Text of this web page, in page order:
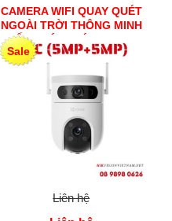
CAMERA WIFI QUAY QUÉT
NGOÀI TRỜI THÔNG MINH
ỐNG KÍNH KÉP H.265
EZVIZ H9C (5MP+5MP)
Sale
Liên hệ